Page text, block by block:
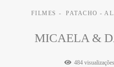
FILMES PATACHO -
MICAELA &
484 visualizações